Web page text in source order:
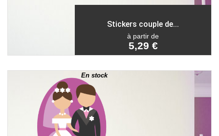
Stickers couple de...
à partir de
5,29 €
En stock